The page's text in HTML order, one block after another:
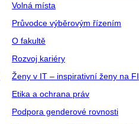
Volná místa
Průvodce výběrovým řízením
O fakultě
Rozvoj kariéry
Ženy v IT – inspirativní ženy na FI
Etika a ochrana práv
Podpora genderové rovnosti